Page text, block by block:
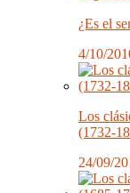
¿Es el
4/10/
Los
(1732-
24/09/